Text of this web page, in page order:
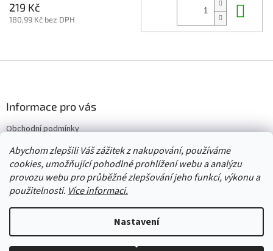
Abychom zlepšili Váš zážitek z nakupování, používáme
cookies, umožňující pohodlné prohlížení webu a analýzu
provozu webu pro průběžné zlepšování jeho funkcí, výkonu a
použitelnosti. Více informaci.
Nastavení
219 Kč
180,99 Kč bez DPH
í
Informace pro vás
Obchodní podmínky
Vrácení/výměna/reklamace
Velkoobchod